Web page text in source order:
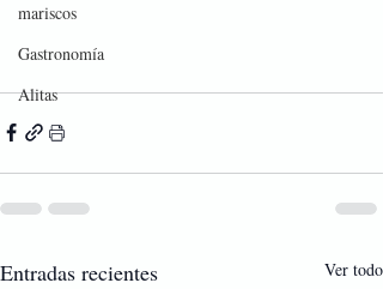
mariscos
Gastronomía
Alitas
Entradas recientes Ver todo